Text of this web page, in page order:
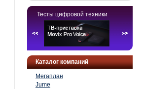
Тесты цифровой техники
Каталог компаний
Мегаплан
Jume